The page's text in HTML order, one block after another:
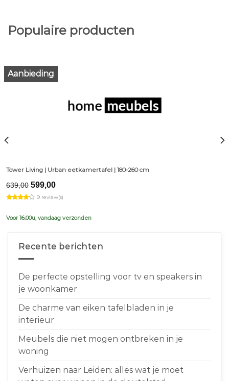
Populaire producten
Aanbieding
Tower Living | Urban eetkamertafel | 180-260 cm
639,00 Original
price
was:
599,00Current
is:
9 review(s)
Voor 16.00u, vandaag verzonden
Recente berichten
De perfecte opstelling voor tv en speakers in
je woonkamer
De charme van eiken tafelbladen in je
interieur
Meubels die niet mogen ontbreken in je
woning
Verhuizen naar Leiden: alles wat je moet